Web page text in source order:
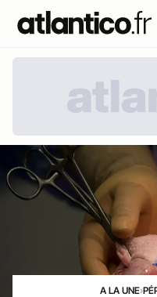
A LA UNE›